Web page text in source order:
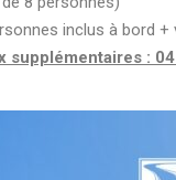
inclus à bord
supplémentaires :